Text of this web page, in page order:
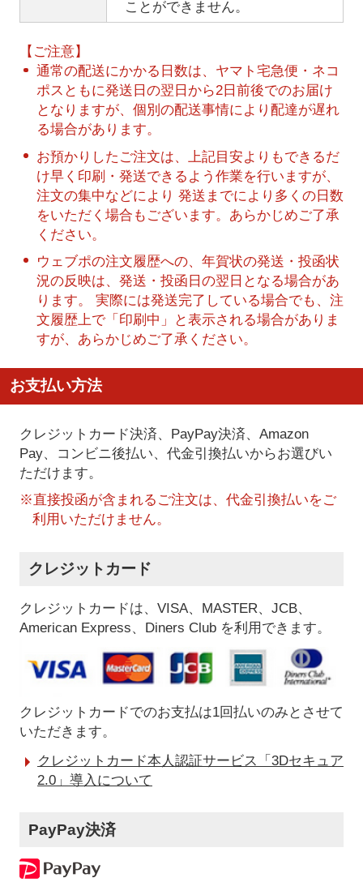
ことができません。
【ご注意】
通常の配送にかかる日数は、ヤマト宅急便・ネコ
ポスともに発送日の翌日から2日前後でのお届け
となりますが、個別の配送事情により配達が遅れ
る場合があります。
お預かりしたご注文は、上記目安よりもできるだ
け早く印刷・発送できるよう作業を行いますが、
注文の集中などにより 発送までにより多くの日数
をいただく場合もございます。あらかじめご了承
ください。
ウェブポの注文履歴への、年賀状の発送・投函状
況の反映は、発送・投函日の翌日となる場合があ
ります。 実際には発送完了している場合でも、注
文履歴上で「印刷中」と表示される場合がありま
すが、あらかじめご了承ください。
お支払い方法
クレジットカード決済、PayPay決済、Amazon
Pay、コンビニ後払い、代金引換払いからお選びい
ただけます。
※直接投函が含まれるご注文は、代金引換払いをご
利用いただけません。
クレジットカード
クレジットカードは、VISA、MASTER、JCB、
American Express、Diners Club を利用できます。
クレジットカードでのお支払は1回払いのみとさせて
いただきます。
クレジットカード本人認証サービス「3Dセキュア
2.0」導入について
PayPay決済